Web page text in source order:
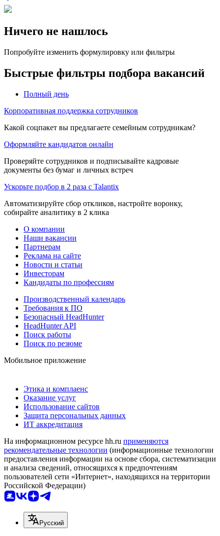
Ничего не нашлось
Попробуйте изменить формулировку или фильтры
Быстрые фильтры подбора вакансий
Полный день
Корпоративная поддержка сотрудников
Какой соцпакет вы предлагаете семейным сотрудникам?
Оформляйте кандидатов онлайн
Проверяйте сотрудников и подписывайте кадровые
документы без бумаг и личных встреч
Ускорьте подбор в 2 раза с Talantix
Автоматизируйте сбор откликов, настройте воронку,
собирайте аналитику в 2 клика
О компании
Наши вакансии
Партнерам
Реклама на сайте
Новости и статьи
Инвесторам
Кандидаты по профессиям
Производственный календарь
Требования к ПО
Безопасный HeadHunter
HeadHunter API
Поиск работы
Поиск по резюме
Мобильное приложение
Этика и комплаенс
Оказание услуг
Использование сайтов
Защита персональных данных
ИТ аккредитация
На информационном ресурсе hh.ru применяются
рекомендательные технологии (информационные технологии
предоставления информации на основе сбора, систематизации
и анализа сведений, относящихся к предпочтениям
пользователей сети «Интернет», находящихся на территории
Российской Федерации)
Русский